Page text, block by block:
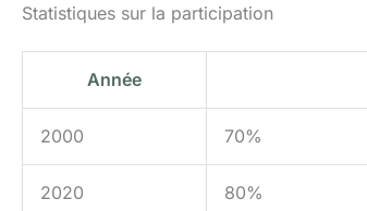
Statistiques sur la participation
Année
2000 70%
2020 80%